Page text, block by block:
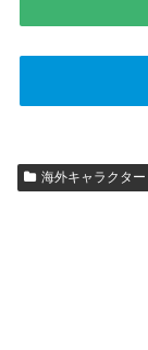
海外キャラクター